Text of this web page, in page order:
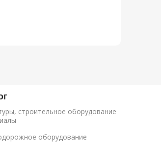
строительное оборудование
оборудование